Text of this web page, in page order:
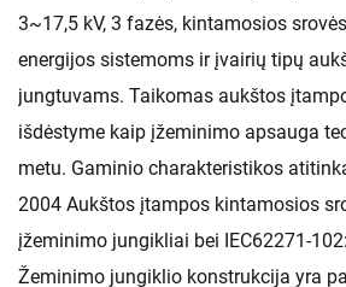
3~17,5 kV, 3 fazės, kintamosios
energijos sistemoms ir įvairių tipų
jungtuvams. Taikomas aukštos
išdėstyme kaip įžeminimo apsauga
metu. Gaminio charakteristikos
2004 Aukštos įtampos kintamosios
įžeminimo jungikliai bei IEC62271-
Žeminimo jungiklio konstrukcija yra